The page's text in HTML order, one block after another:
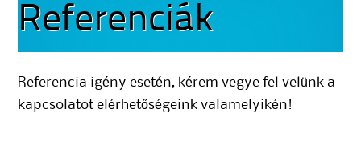
Skip to content
Referenciák
Referencia igény esetén, kérem vegye fel velünk a
kapcsolatot elérhetőségeink valamelyikén!